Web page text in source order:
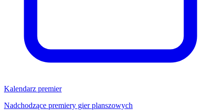
Kalendarz premier
Nadchodzące premiery gier planszowych